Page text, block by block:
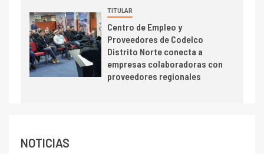
6 I+D
BHP proyecta producción de
cobre cercana a 2 millones de
toneladas tras récord en
Escondida
TITULAR
Centro de Empleo y
Proveedores de Codelco
Distrito Norte conecta a
empresas colaboradoras con
proveedores regionales
NOTICIAS